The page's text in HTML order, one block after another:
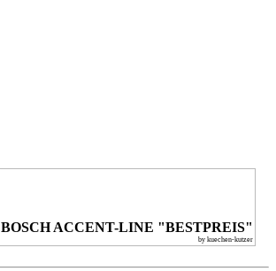
BOSCH ACCENT-LINE "BESTPREIS"
by kuechen-kutzer